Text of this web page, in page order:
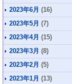
2023年6月 (16)
2023年5月 (7)
2023年4月 (15)
2023年3月 (8)
2023年2月 (5)
2023年1月 (13)